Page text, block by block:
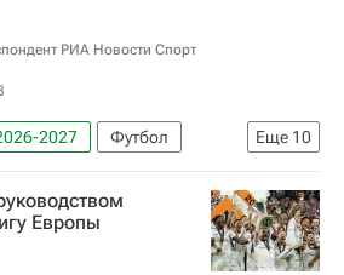
РИА Новости Спорт
Еще 10
2027
Футбол
СпортЕвропы